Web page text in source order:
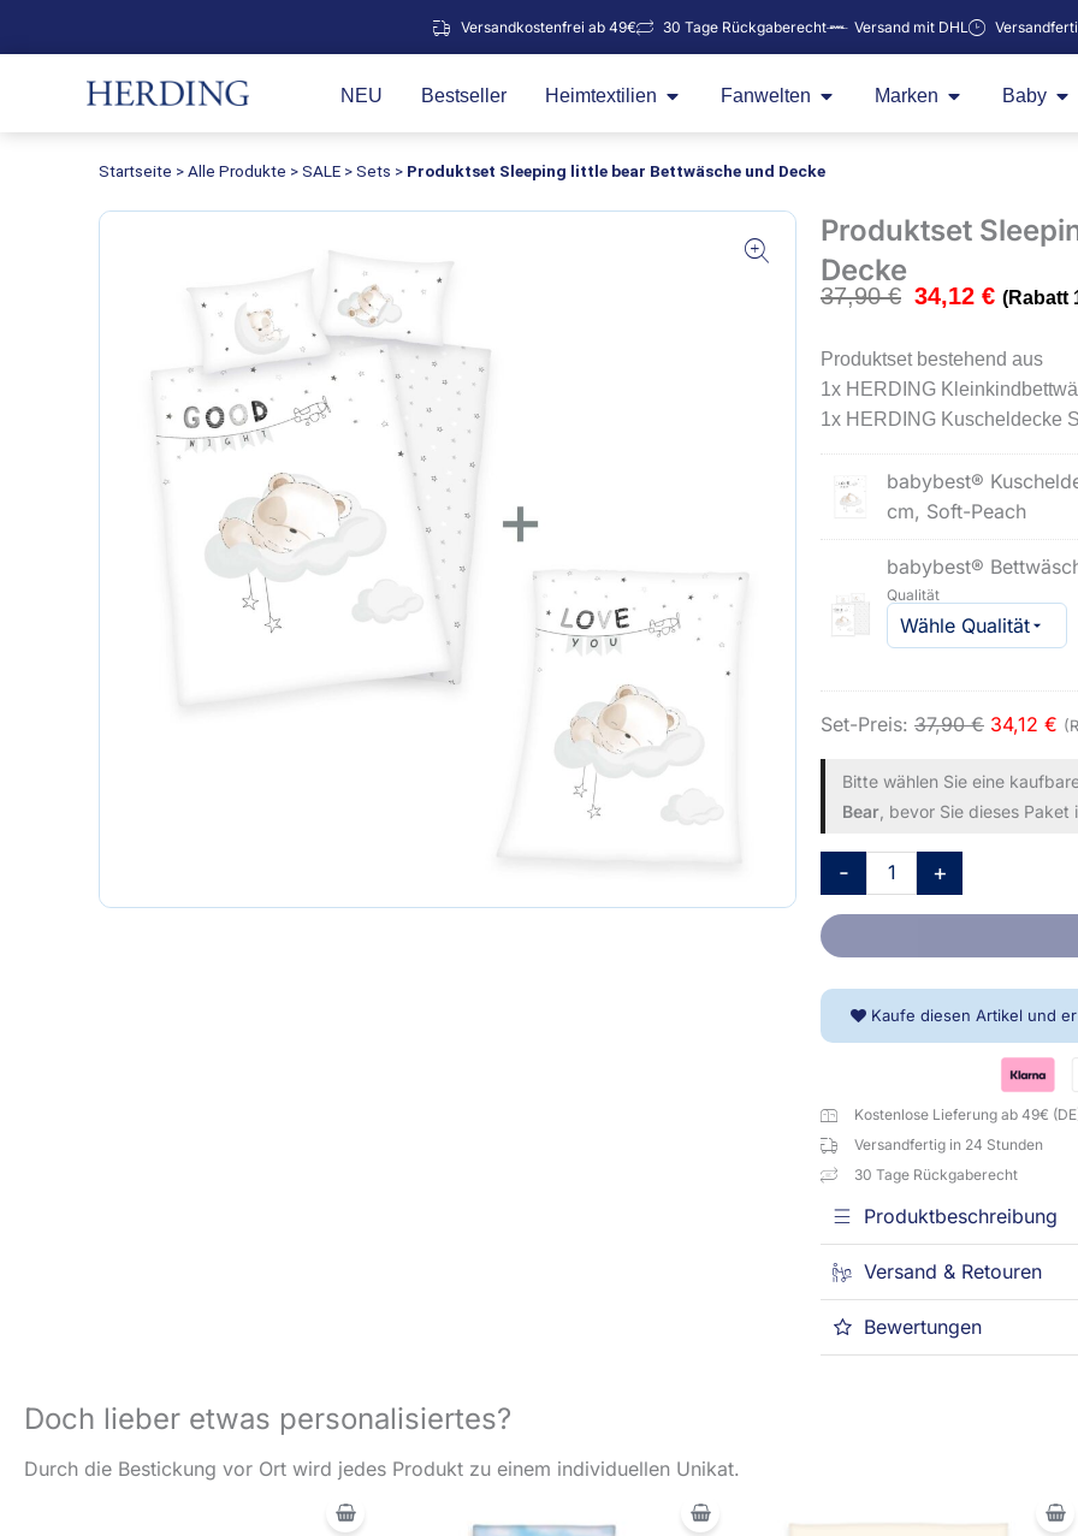
Versandkostenfrei ab 49€ 30 Tage Rückgaberecht Versand mit DHL
NEU Bestseller Heimtextilien Öffne Heimtextilien
Fanwelten Öffne Fanwelten
Marken Öffne Marken
Baby
Startseite >Alle Produkte >SALE >Sets > Produktset Sleeping little bear Bettwäsche und Decke
Produktset
Decke
37,90€ 34,12 € (Rabatt
Produktset bestehend aus
1x HERDING
1x HERDING Kuscheldecke
babybest®
cm, Soft-Peach
babybest®
Qualität
Set-Preis: 37,90€ 34,12 €
Bitte wählen Sie eine
Bear , bevor Sie dieses
-
Sleeping
Bettwäsche
und
+
Kaufe diesen Artikel und
Kostenlose Lieferung ab 49€
Versandfertig in 24 Stunden
30 Tage Rückgaberecht
Produktbeschreibung
Versand & Retouren
Bewertungen
Doch lieber etwas personalisiertes?
Durch die Bestickung vor Ort wird jedes Produkt zu einem individuellen Unikat.